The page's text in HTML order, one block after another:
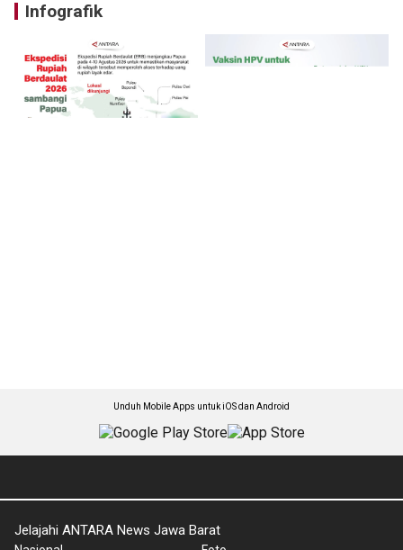
Infografik
Unduh Mobile Apps untuk iOS dan Android
Jelajahi ANTARA News Jawa Barat